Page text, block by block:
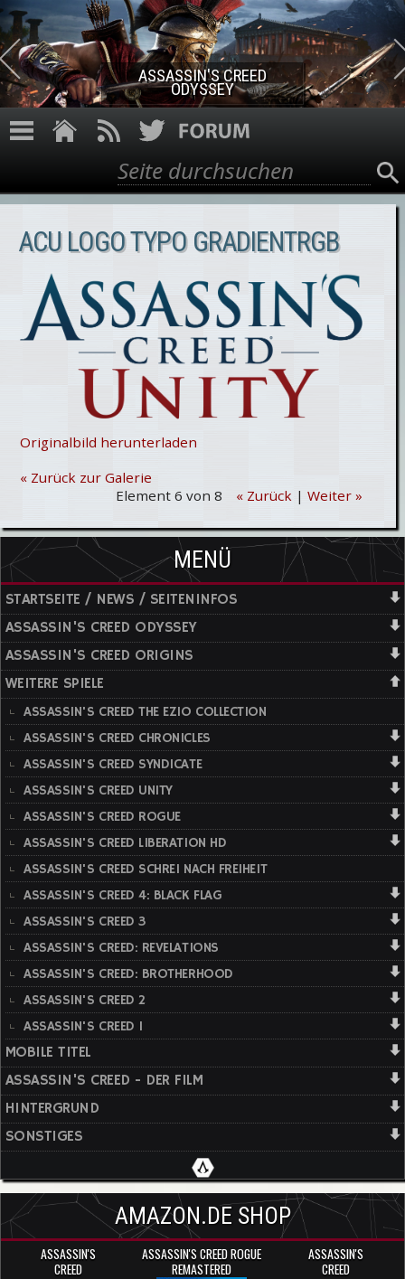
Direkt zum Inhalt
ASSASSIN'S CREED ROGUE
REMASTERED
Suchformular
Suche
ACU LOGO TYPO GRADIENTRGB
Originalbild herunterladen
« Zurück zur Galerie
Element 6 von 8
« Zurück| Weiter »
MENÜ
STARTSEITE / NEWS / SEITENINFOS
ASSASSIN'S CREED ODYSSEY
ASSASSIN'S CREED ORIGINS
WEITERE SPIELE
ASSASSIN'S CREED THE EZIO COLLECTION
ASSASSIN'S CREED CHRONICLES
ASSASSIN'S CREED SYNDICATE
ASSASSIN'S CREED UNITY
ASSASSIN'S CREED ROGUE
ASSASSIN'S CREED LIBERATION HD
ASSASSIN'S CREED SCHREI NACH FREIHEIT
ASSASSIN'S CREED 4: BLACK FLAG
ASSASSIN'S CREED 3
ASSASSIN'S CREED: REVELATIONS
ASSASSIN'S CREED: BROTHERHOOD
ASSASSIN'S CREED 2
ASSASSIN'S CREED 1
MOBILE TITEL
ASSASSIN'S CREED - DER FILM
HINTERGRUND
SONSTIGES
AMAZON.DE SHOP
ASSASSIN'S
CREED
ASSASSIN'S CREED ROGUE
REMASTERED
ASSASSIN'S
CREED